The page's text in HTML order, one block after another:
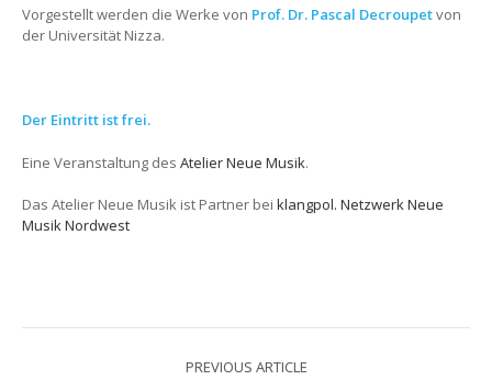
Vorgestellt werden die Werke von Prof. Dr. Pascal Decroupetvon
der Universität Nizza.
Der Eintritt ist frei.
Eine Veranstaltung des Atelier Neue Musik.
Das Atelier Neue Musik ist Partner bei klangpol. Netzwerk Neue
Musik Nordwest
PREVIOUS ARTICLE